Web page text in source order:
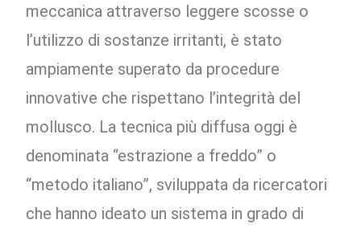
meccanica attraverso leggere scosse o
l’utilizzo di sostanze irritanti, è stato
ampiamente superato da procedure
innovative che rispettano l’integrità del
mollusco. La tecnica più diffusa oggi è
denominata “estrazione a freddo” o
“metodo italiano”, sviluppata da ricercatori
che hanno ideato un sistema in grado di